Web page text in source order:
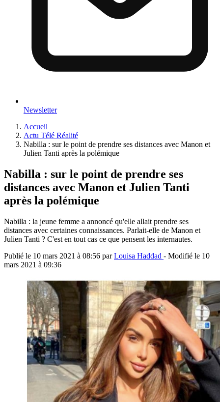
Newsletter
Accueil
Actu Télé Réalité
Nabilla : sur le point de prendre ses distances avec Manon et
Julien Tanti après la polémique
Nabilla : sur le point de prendre ses
distances avec Manon et Julien Tanti
après la polémique
Nabilla : la jeune femme a annoncé qu'elle allait prendre ses
distances avec certaines connaissances. Parlait-elle de Manon et
Julien Tanti ? C'est en tout cas ce que pensent les internautes.
Publié le 10 mars 2021 à 08:56 parLouisa Haddad - Modifié le 10
mars 2021 à 09:36